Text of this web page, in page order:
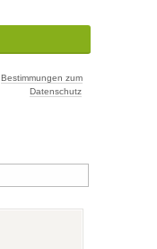
Bestimmungen zum
Datenschutz